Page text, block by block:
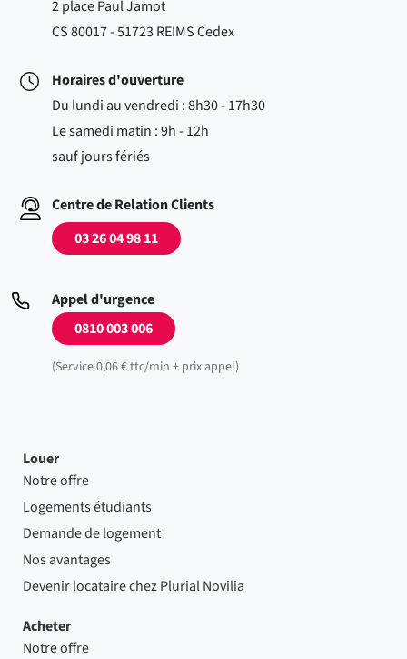
2 place Paul Jamot
CS 80017 - 51723 REIMS Cedex
Horaires d'ouverture
Du lundi au vendredi : 8h30 - 17h30
Le samedi matin : 9h - 12h
sauf jours fériés
Centre de Relation Clients
03 26 04 98 11
Appel d'urgence
0810 003 006
(Service 0,06 € ttc/min + prix appel)
Louer
Notre offre
Logements étudiants
Demande de logement
Nos avantages
Devenir locataire chez Plurial Novilia
Acheter
Notre offre